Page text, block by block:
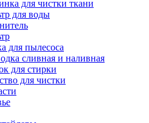
для чистки ткани
для воды
для пылесоса
сливная и наливная
для стирки
для чистки